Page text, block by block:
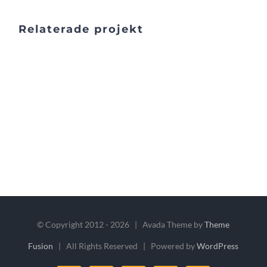
Relaterade projekt
© Copyright 2012 - 2026 | Avada Theme byTheme
Fusion | All Rights Reserved | Powered byWordPress